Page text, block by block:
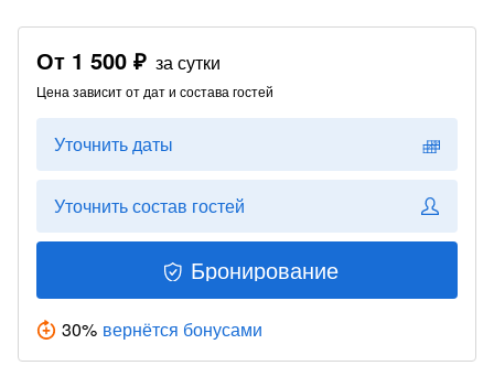
От 1 500 ₽ за сутки
Цена зависит от дат и состава гостей
Уточнить даты
Уточнить состав гостей
Бронирование
30% вернётся бонусами